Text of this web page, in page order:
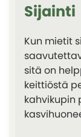
Sijainti
Kun mietit
sitä on
keittiöstä
kahvikupin